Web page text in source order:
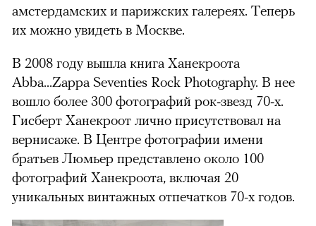
амстердамских и парижских галереях. Теперь
их можно увидеть в Москве.
В 2008 году вышла книга Ханекроота
Abba...Zappa Seventies Rock Photography. В нее
вошло более 300 фотографий рок-звезд 70-х.
Гисберт Ханекроот лично присутствовал на
вернисаже. В Центре фотографии имени
братьев Люмьер представлено около 100
фотографий Ханекроота, включая 20
уникальных винтажных отпечатков 70-х годов.